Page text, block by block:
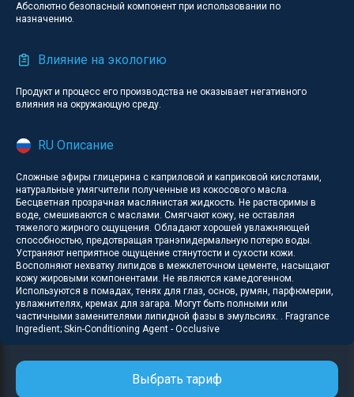
Абсолютно безопасный компонент при использовании по
назначению.
Влияние на экологию
Продукт и процесс его производства не оказывает негативного
влияния на окружающую среду.
RU Описание
Сложные эфиры глицерина с каприловой и каприковой кислотами,
натуральные умягчители полученные из кокосового масла.
Бесцветная прозрачная маслянистая жидкость. Не растворимы в
воде, смешиваются с маслами. Смягчают кожу, не оставляя
тяжелого жирного ощущения. Обладают хорошей увлажняющей
способностью, предотвращая транэпидермальную потерю воды.
Устраняют неприятное ощущение стянутости и сухости кожи.
Восполняют нехватку липидов в межклеточном цементе, насыщают
кожу жировыми компонентами. Не являются камедогенном.
Используются в помадах, тенях для глаз, основ, румян, парфюмерии,
увлажнителях, кремах для загара. Могут быть полными или
частичными заменителями липидной фазы в эмульсиях. . Fragrance
Ingredient; Skin-Conditioning Agent - Occlusive
Выбрать тариф